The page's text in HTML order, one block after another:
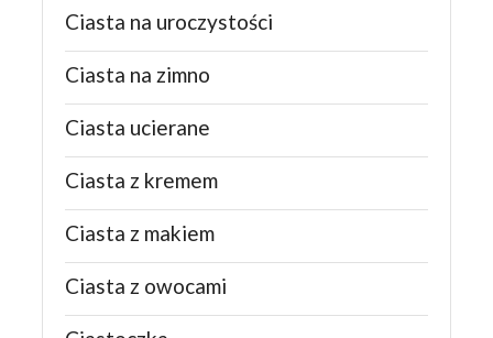
Ciasta na uroczystości
Ciasta na zimno
Ciasta ucierane
Ciasta z kremem
Ciasta z makiem
Ciasta z owocami